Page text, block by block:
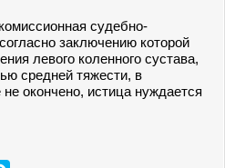
судебно-
заключению которой
левого коленного сустава,
средней тяжести, в
окончено, истица нуждается